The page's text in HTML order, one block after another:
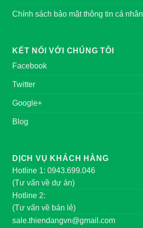
Chính sách bảo mật thông tin cá nhân
KẾT NỐI VỚI CHÚNG TÔI
Facebook
Twitter
Google+
Blog
DỊCH VỤ KHÁCH HÀNG
Hotline 1: 0943.699.046
(Tư vấn về dự án)
Hotline 2:
(Tư vấn về bán lẻ)
sale.thiendangvn@gmail.com